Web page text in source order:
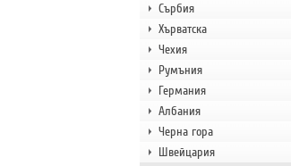
Сърбия
Хърватска
Чехия
Румъния
Германия
Албания
Черна гора
Швейцария